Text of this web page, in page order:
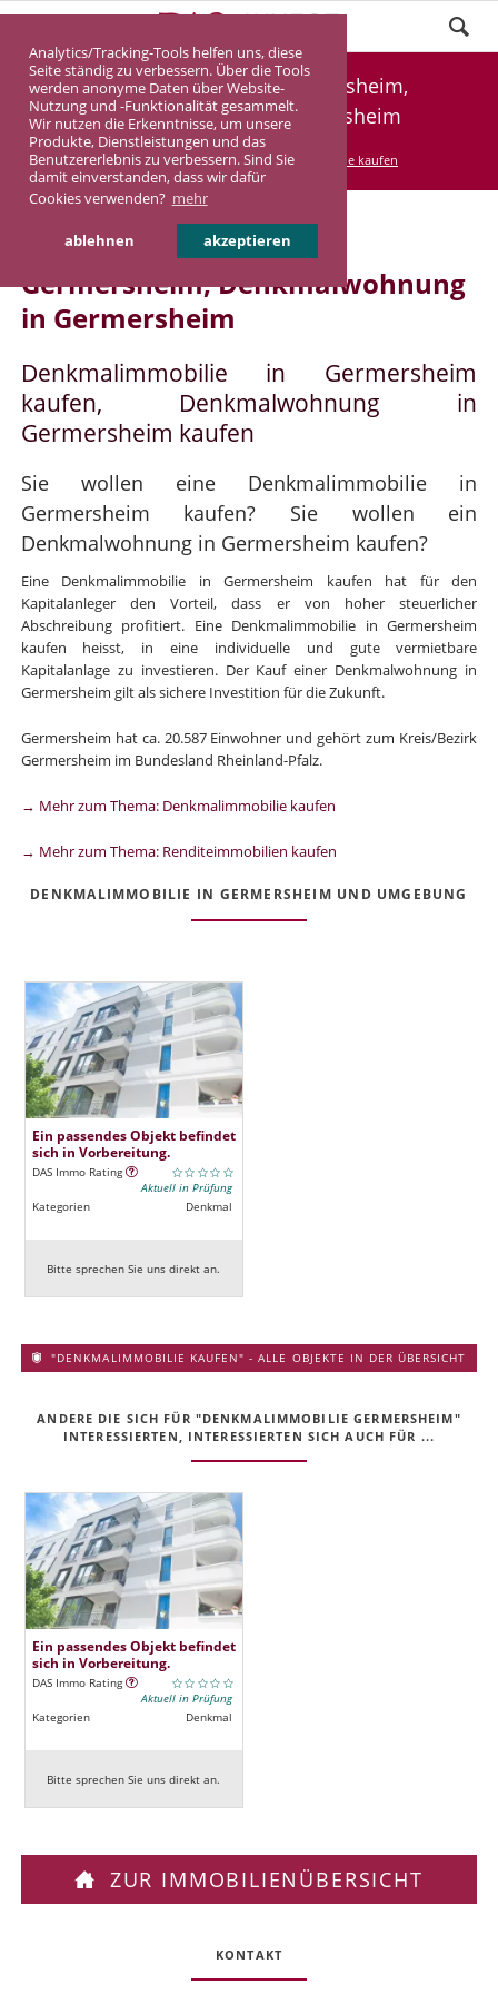
Analytics/Tracking-Tools helfen uns, diese
Seite ständig zu verbessern. Über die Tools
werden anonyme Daten über Website-
Nutzung und -Funktionalität gesammelt.
Wir nutzen die Erkenntnisse, um unsere
Produkte, Dienstleistungen und das
Benutzererlebnis zu verbessern. Sind Sie
damit einverstanden, dass wir dafür
Cookies verwenden? mehr
ablehnen akzeptieren
Denkmalimmobilie Germersheim,
Denkmalwohnung Germersheim
DASINVEST Service Denkmalimmobilie kaufen
Denkmalimmobilie in
Germersheim, Denkmalwohnung
in Germersheim
Denkmalimmobilie in Germersheim
kaufen, Denkmalwohnung in
Germersheim kaufen
Sie wollen eine Denkmalimmobilie in
Germersheim kaufen? Sie wollen ein
Denkmalwohnung in Germersheim kaufen?
Eine Denkmalimmobilie in Germersheim kaufen hat für den
Kapitalanleger den Vorteil, dass er von hoher steuerlicher
Abschreibung profitiert. Eine Denkmalimmobilie in Germersheim
kaufen heisst, in eine individuelle und gute vermietbare
Kapitalanlage zu investieren. Der Kauf einer Denkmalwohnung in
Germersheim gilt als sichere Investition für die Zukunft.
Germersheim hat ca. 20.587 Einwohner und gehört zum Kreis/Bezirk
Germersheim im Bundesland Rheinland-Pfalz.
→ Mehr zum Thema: Denkmalimmobilie kaufen
→ Mehr zum Thema: Renditeimmobilien kaufen
DENKMALIMMOBILIE IN GERMERSHEIM UND UMGEBUNG
Ein passendes Objekt befindet
sich in Vorbereitung.
DAS Immo Rating
Aktuell in Prüfung
Kategorien
Denkmal
Bitte sprechen Sie uns direkt an.
"DENKMALIMMOBILIE KAUFEN" - ALLE OBJEKTE IN DER ÜBERSICHT
ANDERE DIE SICH FÜR "DENKMALIMMOBILIE GERMERSHEIM"
INTERESSIERTEN, INTERESSIERTEN SICH AUCH FÜR ...
Ein passendes Objekt befindet
sich in Vorbereitung.
DAS Immo Rating
Aktuell in Prüfung
Kategorien
Denkmal
Bitte sprechen Sie uns direkt an.
ZUR IMMOBILIENÜBERSICHT
KONTAKT